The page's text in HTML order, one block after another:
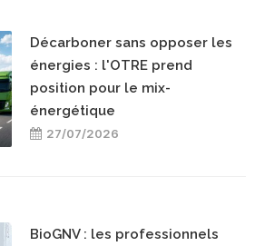
Décarboner sans opposer les
énergies : l'OTRE prend
position pour le mix-
énergétique
27/07/2026
BioGNV : les professionnels